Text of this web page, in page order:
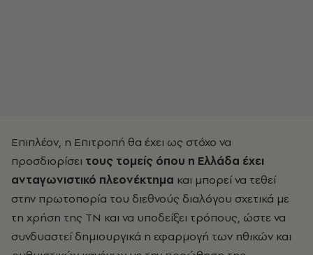
Επιπλέον, η Επιτροπή θα έχει ως στόχο να
προσδιορίσει τους τομείς όπου η Ελλάδα έχει
ανταγωνιστικό πλεονέκτημα και μπορεί να τεθεί
στην πρωτοπορία του διεθνούς διαλόγου σχετικά με
τη χρήση της ΤΝ και να υποδείξει τρόπους, ώστε να
συνδυαστεί δημιουργικά η εφαρμογή των ηθικών και